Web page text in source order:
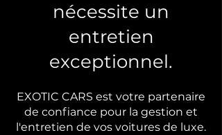
nécessite un
entretien
exceptionnel.
EXOTIC CARS est votre partenaire
de confiance pour la gestion et
l'entretien de vos voitures de luxe.